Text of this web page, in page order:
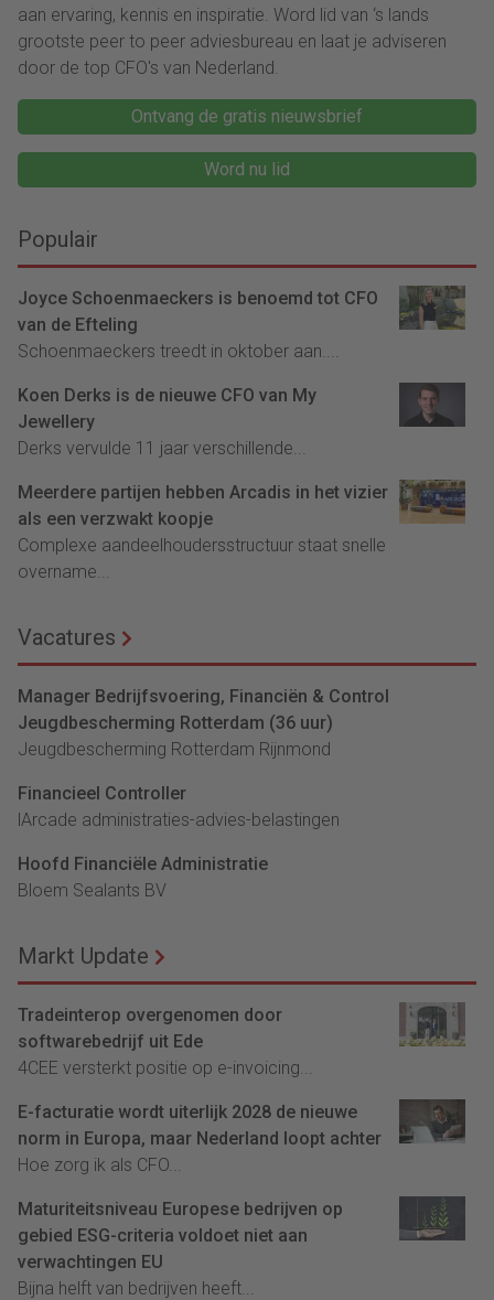
aan ervaring, kennis en inspiratie. Word lid van ‘s lands
grootste peer to peer adviesbureau en laat je adviseren
door de top CFO's van Nederland.
Ontvang de gratis nieuwsbrief
Word nu lid
Populair
Joyce Schoenmaeckers is benoemd tot CFO
van de Efteling
Schoenmaeckers treedt in oktober aan....
Koen Derks is de nieuwe CFO van My
Jewellery
Derks vervulde 11 jaar verschillende...
Meerdere partijen hebben Arcadis in het vizier
als een verzwakt koopje
Complexe aandeelhoudersstructuur staat snelle
overname...
Vacatures
Manager Bedrijfsvoering, Financiën & Control
Jeugdbescherming Rotterdam (36 uur)
Jeugdbescherming Rotterdam Rijnmond
Financieel Controller
lArcade administraties-advies-belastingen
Hoofd Financiële Administratie
Bloem Sealants BV
Markt Update
Tradeinterop overgenomen door
softwarebedrijf uit Ede
4CEE versterkt positie op e-invoicing...
E-facturatie wordt uiterlijk 2028 de nieuwe
norm in Europa, maar Nederland loopt achter
Hoe zorg ik als CFO...
Maturiteitsniveau Europese bedrijven op
gebied ESG-criteria voldoet niet aan
verwachtingen EU
Bijna helft van bedrijven heeft...